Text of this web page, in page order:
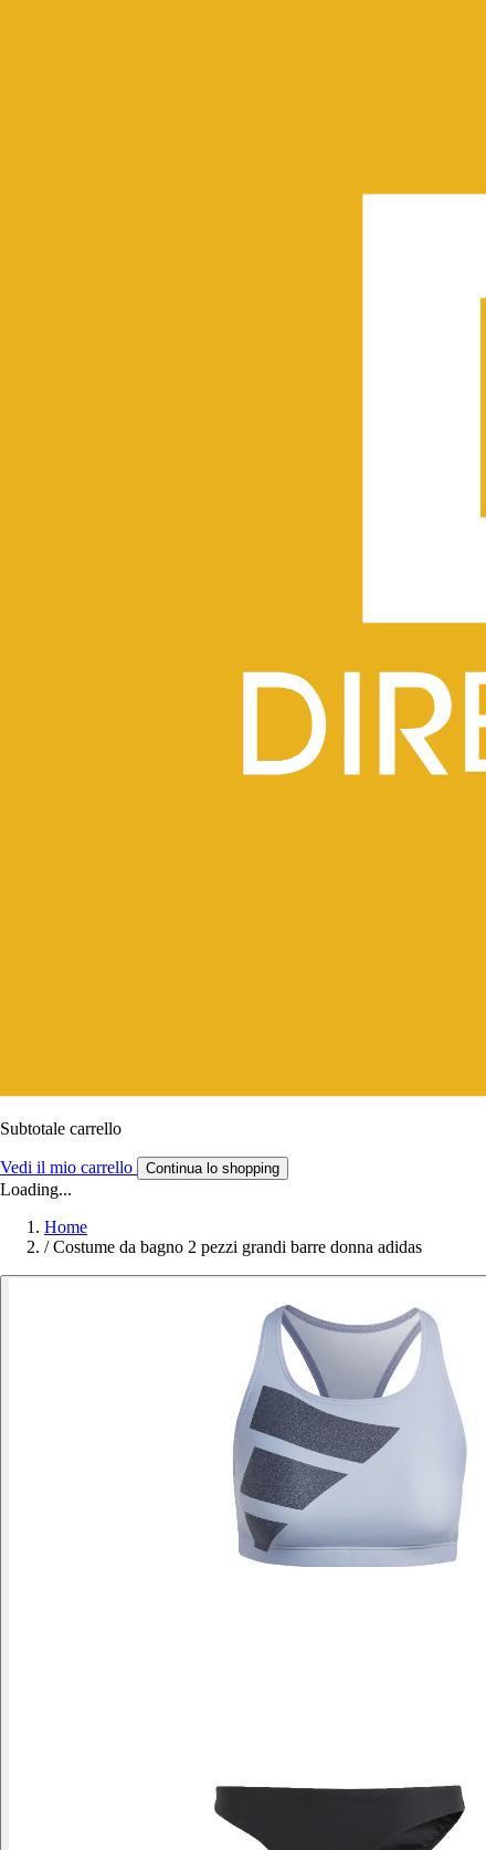
Subtotale carrello
Vedi il mio carrello Continua lo shopping
Loading...
Home
/ Costume da bagno 2 pezzi grandi barre donna adidas